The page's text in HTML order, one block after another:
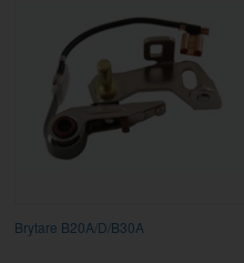
Brytare B20A/D/B30A